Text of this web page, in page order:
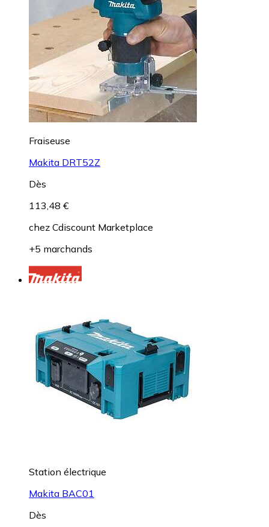
Fraiseuse
Makita DRT52Z
Dès
113,48 €
chez Cdiscount Marketplace
+5 marchands
Station électrique
Makita BAC01
Dès